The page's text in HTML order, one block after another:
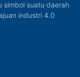
simbol suatu daerah
industri 4.0